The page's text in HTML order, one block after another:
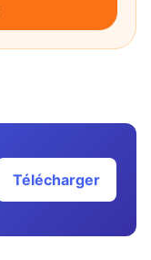
Télécharger